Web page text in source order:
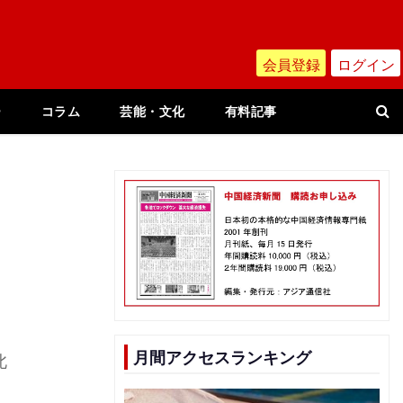
会員登録 ログイン
コラム 芸能・文化 有料記事
月間アクセスランキング